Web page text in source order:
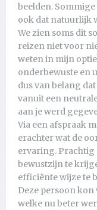
beelden.
ook dat natuurlijk
We zien soms dit
reizen niet voor
weten in mijn
onderbewuste en
dus van belang
vanuit een
aan je werd
Via een afspraak
erachter wat de
ervaring. Prachtig
bewustzijn te
efficiënte wijze te
Deze persoon
welke nu beter